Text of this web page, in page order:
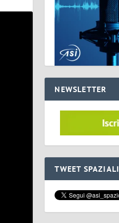
NEWSLETTER
TWEET SPAZIALI